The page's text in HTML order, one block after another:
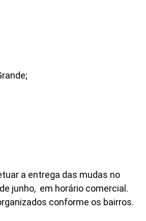
a entrega das mudas no
junho, em horário comercial.
conforme os bairros.